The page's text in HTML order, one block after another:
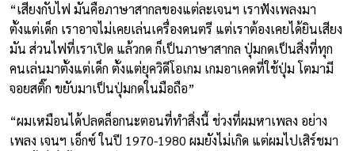
“เสียงกับไฟ มันคือภาษาสากลของแต่ละเจนฯ เราฟังเพลงมา
ตั้งแต่เด็ก เราอาจไม่เคยเล่นเครื่องดนตรี แต่เราต้องเคยได้ยินเสียง
มัน ส่วนไฟที่เราเปิด แล้วกด ก็เป็นภาษาสากล ปุ่มกดเป็นสิ่งที่ทุก
คนเล่นมาตั้งแต่เด็ก ตั้งแต่ยุควิดีโอเกม เกมอาเคดที่ใช้ปุ่ม โตมามี
จอยสติ๊ก ขยับมาเป็นปุ่มกดในมือถือ”
“ผมเหมือนได้ปลดล็อกนะตอนที่ทำสิ่งนี้ ช่วงที่ผมหาเพลง อย่าง
เพลง เจนฯ เอ็กซ์ ในปี 1970-1980 ผมยังไม่เกิด แต่ผมไปเสิร์ชมา